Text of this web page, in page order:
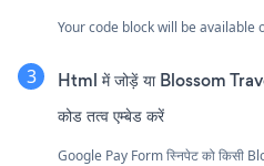
Your code block will be available
Html में जोड़ें या Blossom
कोड तत्व एम्बेड करें
Google Pay Form स्निपेट को किसी